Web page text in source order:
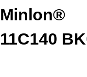
Minlon®
11C140